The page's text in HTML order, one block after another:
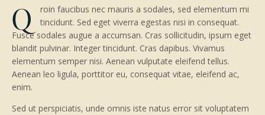
Q
roin faucibus nec mauris a sodales, sed elementum mi
tincidunt. Sed eget viverra egestas nisi in consequat.
Fusce sodales augue a accumsan. Cras sollicitudin, ipsum eget
blandit pulvinar. Integer tincidunt. Cras dapibus. Vivamus
elementum semper nisi. Aenean vulputate eleifend tellus.
Aenean leo ligula, porttitor eu, consequat vitae, eleifend ac,
enim.
Sed ut perspiciatis, unde omnis iste natus error sit voluptatem